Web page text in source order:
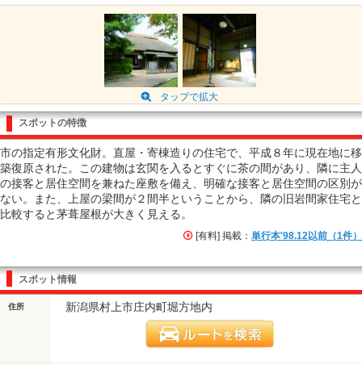
タップで拡大
スポットの特徴
市の指定有形文化財。直屋・寄棟造りの住宅で、平成８年に現在地に移
築復原された。この建物は玄関を入るとすぐに茶の間があり、隣に主人
の接客と居住空間を兼ねた座敷を備え、明確な接客と居住空間の区別が
ない。また、上屋の梁間が２間半ということから、隣の旧岩間家住宅と
比較すると茅葺屋根が大きく見える。
[有料] 掲載： 単行本'98.12以前（1件）
スポット情報
住所 新潟県村上市庄内町堀方地内